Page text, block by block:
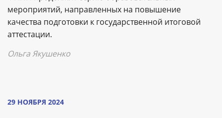
мероприятий, направленных на повышение
качества подготовки к государственной итоговой
аттестации.
Ольга Якушенко
29 НОЯБРЯ 2024